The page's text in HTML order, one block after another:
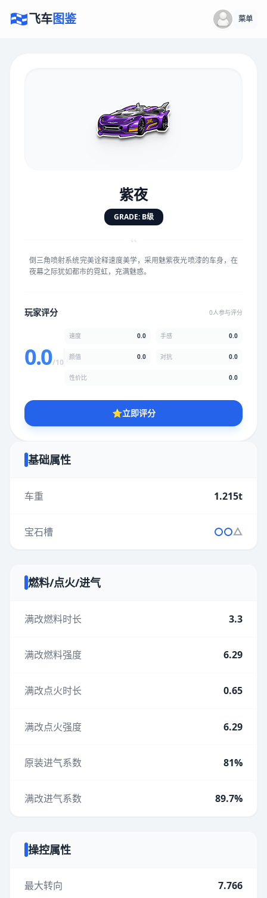
飞车图鉴 菜单
紫夜
GRADE: B级
“
倒三角喷射系统完美诠释速度美学，采用魅紫夜光喷漆的车身，在
夜幕之际犹如都市的霓虹，充满魅惑。
玩家评分 0人参与评分
0.0/10
速度 0.0 手感 0.0
颜值 0.0 对抗 0.0
性价比 0.0
⭐立即评分
基础属性
车重 1.215t
宝石槽
燃料/点火/进气
满改燃料时长 3.3
满改燃料强度 6.29
满改点火时长 0.65
满改点火强度 6.29
原装进气系数 81%
满改进气系数 89.7%
操控属性
最大转向 7.766
★★★★★★
手感 5.0分
★★ ★ ★
性价比
★★★★★★★★★★